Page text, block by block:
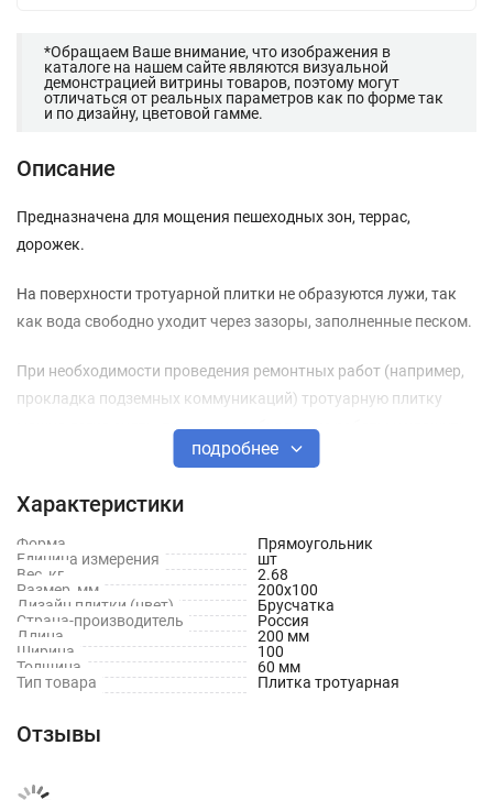
*Обращаем Ваше внимание, что изображения в
каталоге на нашем сайте являются визуальной
демонстрацией витрины товаров, поэтому могут
отличаться от реальных параметров как по форме так
и по дизайну, цветовой гамме.
Описание
Предназначена для мощения пешеходных зон, террас,
дорожек.
На поверхности тротуарной плитки не образуются лужи, так
как вода свободно уходит через зазоры, заполненные песком.
При необходимости проведения ремонтных работ (например,
прокладка подземных коммуникаций) тротуарную плитку
можно легко снять, провести необходимые работы и уложить
Летнее время нагрев покрытия из плитки значительно
не размягчается и не выделяет летучих продуктов.
Характеристики
Тип товара: Плита
Цвет: Серый
Размер: 200х100х60 мм
подробнее
Характеристики
Форма
Прямоугольник
Единица измерения
шт
Вес, кг
2.68
Размер, мм
200х100
Дизайн плитки (цвет)
Брусчатка
Страна-производитель
Россия
Длина
200 мм
Ширина
100
Толщина
60 мм
Тип товара
Плитка тротуарная
Отзывы